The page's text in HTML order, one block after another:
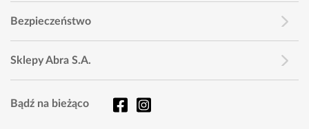
Bezpieczeństwo
Sklepy Abra S.A.
Bądź na bieżąco